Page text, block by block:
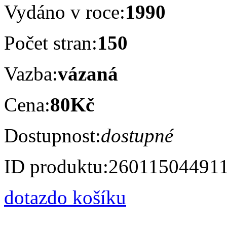
Vydáno v roce:1990
Počet stran:150
Vazba:vázaná
Cena:80Kč
Dostupnost:dostupné
ID produktu:
dotazdo košíku